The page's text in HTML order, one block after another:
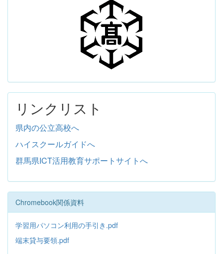
リンクリスト
県内の公立高校へ
ハイスクールガイドへ
群馬県ICT活用教育サポートサイトへ
Chromebook関係資料
学習用パソコン利用の手引き.pdf
端末貸与要領.pdf